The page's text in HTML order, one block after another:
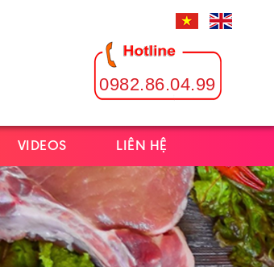
0982.86.04.99
VIDEOS LIÊN HỆ